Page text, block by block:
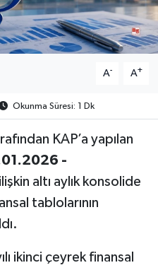
A- A+
Okunma Süresi: 1 Dk
KAP’a yapılan
-
altı aylık konsolide
tablolarının
ikinci çeyrek finansal